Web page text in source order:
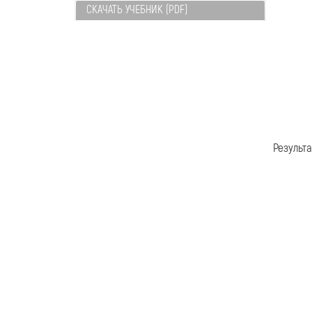
СКАЧАТЬ УЧЕБНИК (PDF)